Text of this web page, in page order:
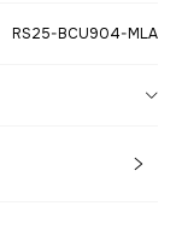
RS25-BCU904-MLA